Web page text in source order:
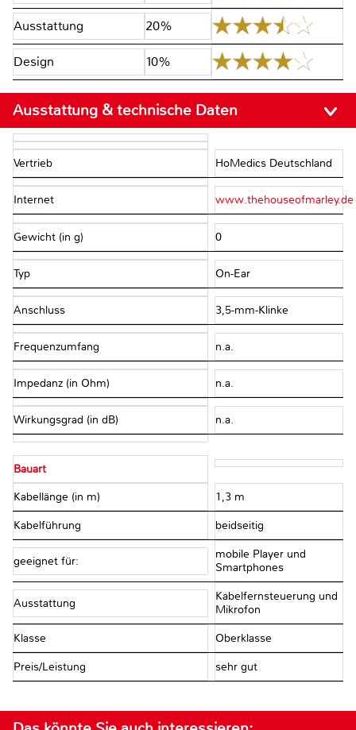
Ausstattung 20%
Design 10%
Ausstattung & technische Daten
Vertrieb HoMedics Deutschland
Internet www.thehouseofmarley.de
Gewicht (in g) 0
Typ On-Ear
Anschluss 3,5-mm-Klinke
Frequenzumfang n.a.
Impedanz (in Ohm) n.a.
Wirkungsgrad (in dB) n.a.
Bauart
Kabellänge (in m) 1,3 m
Kabelführung beidseitig
geeignet für:
mobile Player und
Smartphones
Ausstattung
Kabelfernsteuerung und
Mikrofon
Klasse Oberklasse
Preis/Leistung sehr gut